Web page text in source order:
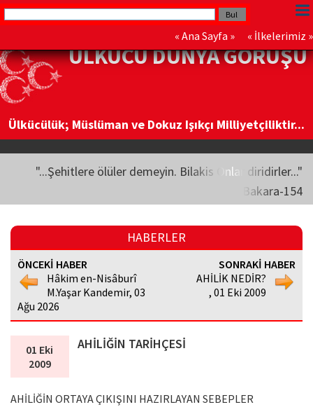
« Ana Sayfa » « İlkelerimiz »
ÜLKÜCÜ DÜNYA GÖRÜŞÜ
Ülkücülük; Müslüman ve Dokuz Işıkçı Milliyetçiliktir...
"...Şehitlere ölüler demeyin. Bilakis Onlar diridirler..."
Bakara-154
HABERLER
ÖNCEKİ HABER
Hâkim en-Nisâburî
M.Yaşar Kandemir, 03
Ağu 2026
SONRAKİ HABER
AHİLİK NEDİR?
, 01 Eki 2009
01 Eki
2009
AHİLİĞİN TARİHÇESİ
AHİLİĞİN ORTAYA ÇIKIŞINI HAZIRLAYAN SEBEPLER